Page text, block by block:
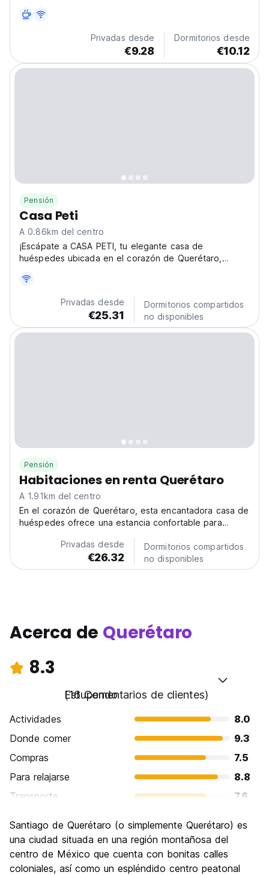
Privadas desde
€9.28
Dormitorios desde
€10.12
Pensión
Casa Peti
A 0.86km del centro
¡Escápate a CASA PETI, tu elegante casa de
huéspedes ubicada en el corazón de Querétaro,
de esta histórica ciudad desde nuestro acogedor y
acogedor refugio. Imagínate paseando por las
coloridas calles,...Privadas desde
€25.31
Dormitorios compartidos
no disponibles
Pensión
Habitaciones en renta Querétaro
A 1.91km del centro
En el corazón de Querétaro, esta encantadora casa de
huéspedes ofrece una estancia confortable para
ciudad. Perfecto para viajeros solos. (Auto-translated
from original language)
Privadas desde
€26.32
Dormitorios compartidos
no disponibles
Acerca de Querétaro
8.3
Estupendo
(16 Comentarios de clientes)
Actividades
8.0
Donde comer
9.3
Compras
7.5
Para relajarse
8.8
Transporte
7.6
Cultura
Fiesta
Santiago de Querétaro (o simplemente Querétaro) es
una ciudad situada en una región montañosa del
centro de México que cuenta con bonitas calles
coloniales, así como un espléndido centro peatonal